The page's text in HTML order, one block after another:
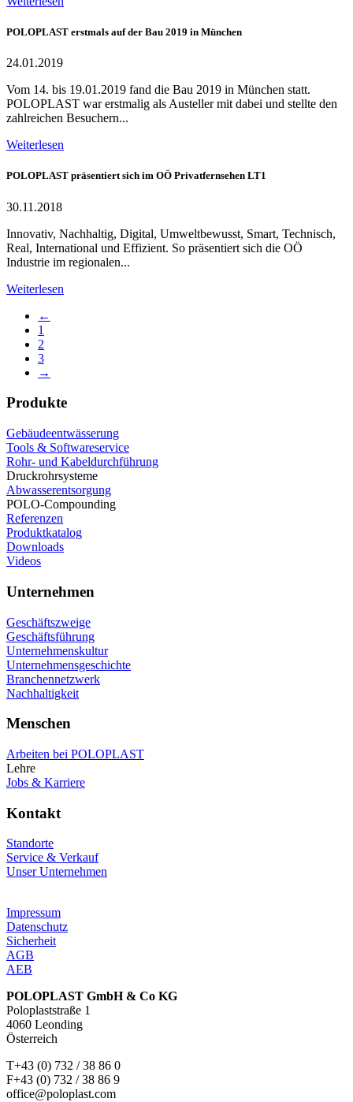
POLOPLAST erstmals auf der Bau 2019 in München
24.01.2019
Vom 14. bis 19.01.2019 fand die Bau 2019 in München statt.
POLOPLAST war erstmalig als Austeller mit dabei und stellte den
zahlreichen Besuchern...
Weiterlesen
POLOPLAST präsentiert sich im OÖ Privatfernsehen LT1
30.11.2018
Innovativ, Nachhaltig, Digital, Umweltbewusst, Smart, Technisch,
Real, International und Effizient. So präsentiert sich die OÖ
Industrie im regionalen...
Weiterlesen
←
1
2
3
→
Produkte
Gebäudeentwässerung
Tools & Softwareservice
Rohr- und Kabeldurchführung
Druckrohrsysteme
Abwasserentsorgung
POLO-Compounding
Referenzen
Produktkatalog
Downloads
Videos
Unternehmen
Geschäftszweige
Geschäftsführung
Unternehmenskultur
Unternehmensgeschichte
Branchennetzwerk
Nachhaltigkeit
Menschen
Arbeiten bei POLOPLAST
Lehre
Jobs & Karriere
Kontakt
Standorte
Service & Verkauf
Unser Unternehmen
Impressum
Datenschutz
Sicherheit
AGB
AEB
POLOPLAST GmbH & Co KG
Poloplaststraße 1
4060 Leonding
Österreich
T+43 (0) 732 / 38 86 0
F+43 (0) 732 / 38 86 9
office@poloplast.com